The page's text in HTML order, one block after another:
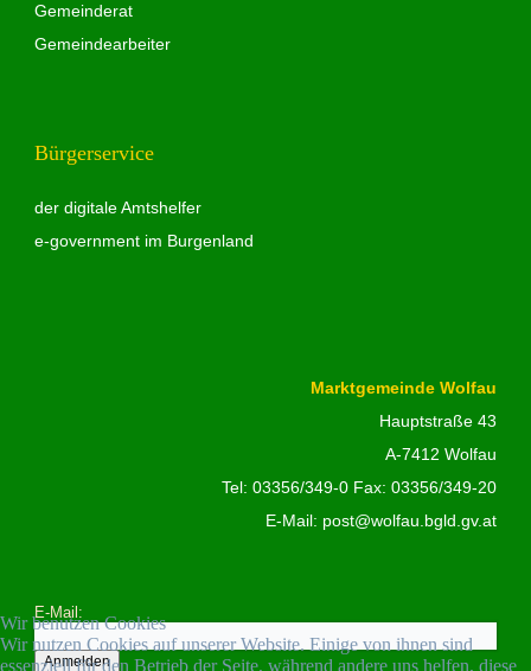
Gemeinderat
Gemeindearbeiter
Bürgerservice
der digitale Amtshelfer
e-government im Burgenland
Marktgemeinde Wolfau
Hauptstraße 43
A-7412 Wolfau
Tel:03356/349-0 Fax: 03356/349-20
E-Mail: post@wolfau.bgld.gv.at
E-Mail:
Wir benutzen Cookies
Wir nutzen Cookies auf unserer Website. Einige von ihnen sind
essenziell für den Betrieb der Seite, während andere uns helfen, diese